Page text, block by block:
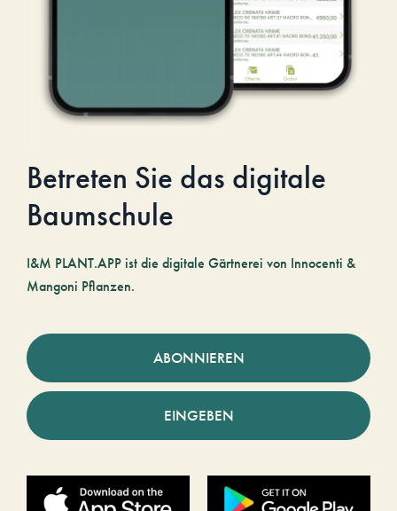
Betreten Sie das digitale
Baumschule
I&M PLANT.APP ist die digitale Gärtnerei von Innocenti &
Mangoni Pflanzen.
ABONNIEREN
EINGEBEN